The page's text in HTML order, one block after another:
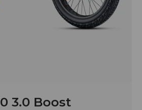
3.0 Boost